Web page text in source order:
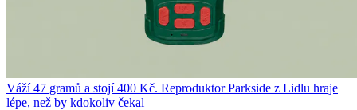
Váží 47 gramů a stojí 400 Kč. Reproduktor Parkside z Lidlu hraje
lépe, než by kdokoliv čekal